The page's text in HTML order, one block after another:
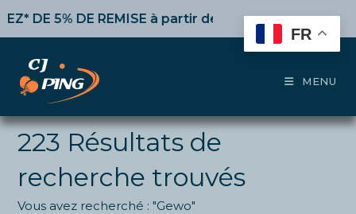
REMISEà partir de 50€ d’achat, 10%dès 100€,15%
MENU
223 Résultats de
recherche trouvés
Vous avez recherché : "Gewo"
FR